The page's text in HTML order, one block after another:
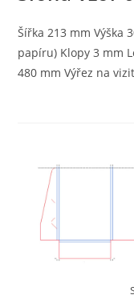
Šířka 213 mm Výška
papíru) Klopy 3 mm
480 mm Výřez na